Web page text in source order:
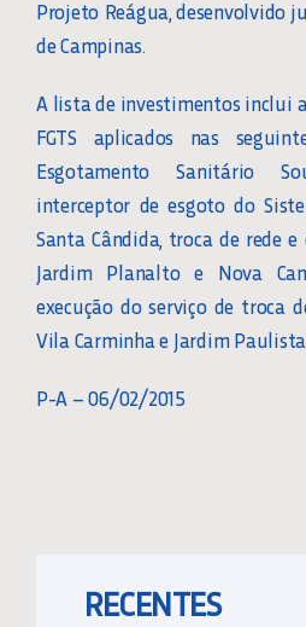
Projeto Reágua, desenvolvido
de Campinas.
A lista de investimentos inclui
FGTS aplicados nas
Esgotamento Sanitário
interceptor de esgoto do
Santa Cândida, troca de rede
Jardim Planalto e Nova
execução do serviço de troca
Vila Carminha e Jardim
P-A – 06/02/2015
RECENTES